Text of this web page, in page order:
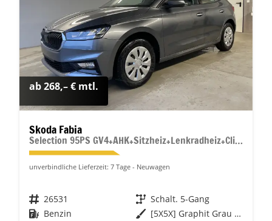
ab 268,– € mtl.
Skoda Fabia
Selection 95PS GV4+AHK+Sitzheiz+Lenkradheiz+Climatronic+Tempomat+PDC
unverbindliche Lieferzeit: 7 Tage Neuwagen
Fahrzeugnr. 26531 Getriebe Schalt. 5-Gang
Kraftstoff Benzin Außenfarbe
[5X5X] Graphit Grau Metallic